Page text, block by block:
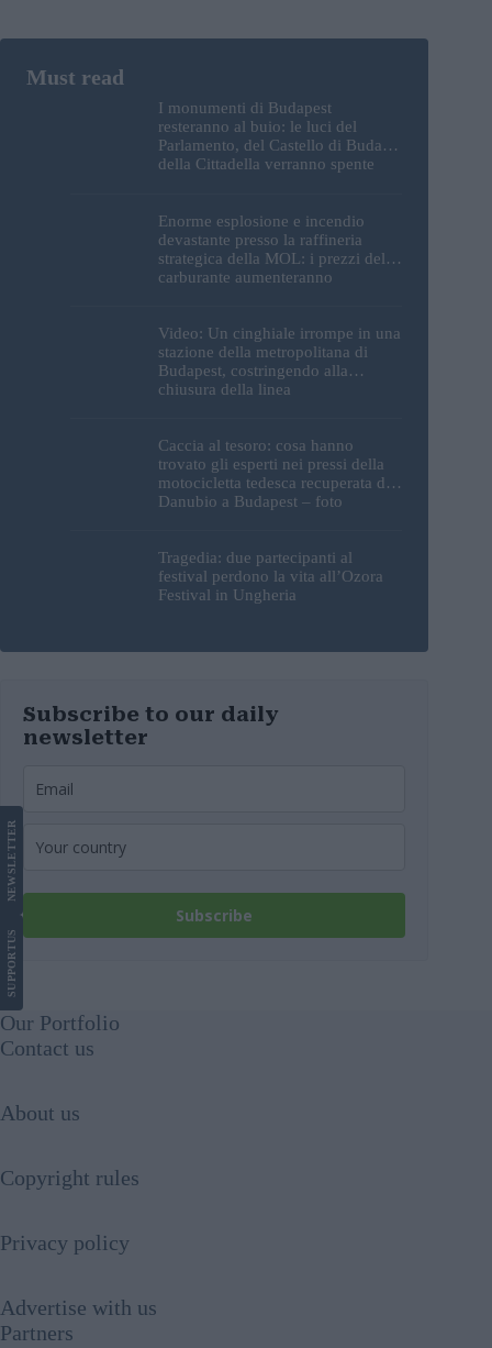
I monumenti di Budapest
resteranno al buio: le luci del
Parlamento, del Castello di Buda e
della Cittadella verranno spente
Enorme esplosione e incendio
devastante presso la raffineria
strategica della MOL: i prezzi del
carburante aumenteranno
Video: Un cinghiale irrompe in una
stazione della metropolitana di
Budapest, costringendo alla
chiusura della linea
Caccia al tesoro: cosa hanno
trovato gli esperti nei pressi della
motocicletta tedesca recuperata dal
Danubio a Budapest – foto
Tragedia: due partecipanti al
festival perdono la vita all’Ozora
Festival in Ungheria
Subscribe to our daily
newsletter
Subscribe
SUPPORT
US
NEWS
LETTER
Our Portfolio
Contact us
About us
Copyright rules
Privacy policy
Advertise with us
Partners